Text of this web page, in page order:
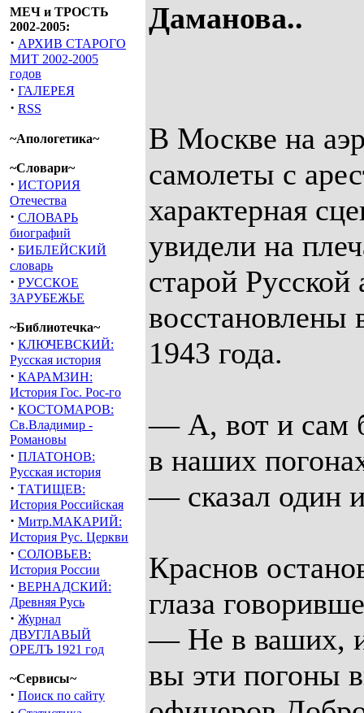
МЕЧ и ТРОСТЬ
2002-2005:
· АРХИВ СТАРОГО
МИТ 2002-2005
годов
· ГАЛЕРЕЯ
· RSS
~Апологетика~
~Словари~
· ИСТОРИЯ
Отечества
· СЛОВАРЬ
биографий
· БИБЛЕЙСКИЙ
словарь
· РУССКОЕ
ЗАРУБЕЖЬЕ
~Библиотечка~
· КЛЮЧЕВСКИЙ:
Русская история
· КАРАМЗИН:
История Гос. Рос-го
· КОСТОМАРОВ:
Св.Владимир -
Романовы
· ПЛАТОНОВ:
Русская история
· ТАТИЩЕВ:
История Российская
· Митр.МАКАРИЙ:
История Рус. Церкви
· СОЛОВЬЕВ:
История России
· ВЕРНАДСКИЙ:
Древняя Русь
· Журнал
ДВУГЛАВЫЙ
ОРЕЛЪ 1921 год
~Сервисы~
· Поиск по сайту
Даманова..
В Москве на
самолеты с
характерная
увидели на
старой
1943 года.
— А, вот и сам
в наших
— сказал один
Краснов
глаза
— Не в ваших,
вы эти погоны